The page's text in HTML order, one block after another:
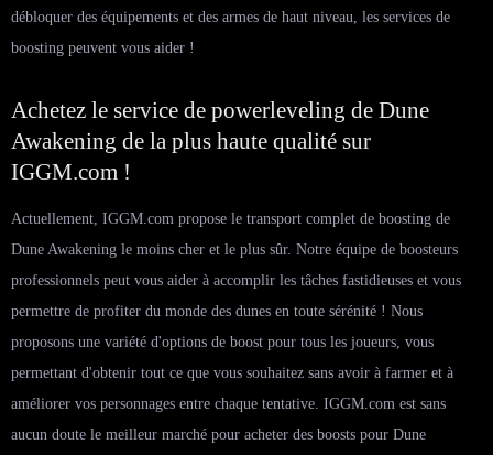
débloquer des équipements et des armes de haut niveau, les services de
boosting peuvent vous aider !
Achetez le service de powerleveling de Dune
Awakening de la plus haute qualité sur
IGGM.com !
Actuellement, IGGM.com propose le transport complet de boosting de
Dune Awakening le moins cher et le plus sûr. Notre équipe de boosteurs
professionnels peut vous aider à accomplir les tâches fastidieuses et vous
permettre de profiter du monde des dunes en toute sérénité ! Nous
proposons une variété d'options de boost pour tous les joueurs, vous
permettant d'obtenir tout ce que vous souhaitez sans avoir à farmer et à
améliorer vos personnages entre chaque tentative. IGGM.com est sans
aucun doute le meilleur marché pour acheter des boosts pour Dune